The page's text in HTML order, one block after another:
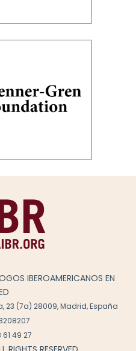
IBEROAMERICANOS EN
23 (7a) 28009, Madrid, España
49 27